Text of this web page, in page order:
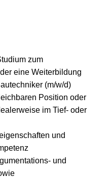
zum
eine Weiterbildung
(m/w/d)
Position oder
im Tief- oder
und
und